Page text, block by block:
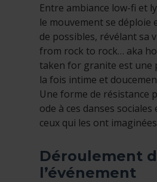
Entre ambiance low-fi et
le mouvement se déploie
de possibles, révélant sa
from rock to rock… aka
taken for granite est une
la fois intime et
Une forme de résistance
ode à ces danses sociales
ceux qui les ont
Déroulement
l’événement